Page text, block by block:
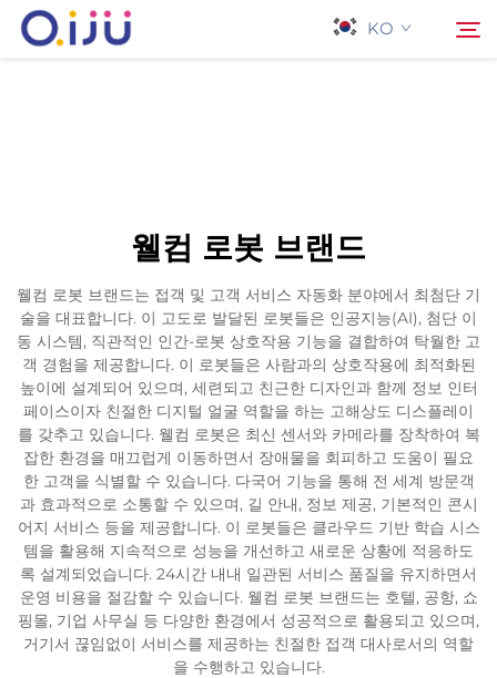
KO
응용 프로그램
사례
뉴스
서비스 지원
연락
웰컴 로봇 브랜드
웰컴 로봇 브랜드는 접객 및 고객 서비스 자동화 분야에서 최첨단 기
술을 대표합니다. 이 고도로 발달된 로봇들은 인공지능(AI), 첨단 이
동 시스템, 직관적인 인간-로봇 상호작용 기능을 결합하여 탁월한 고
객 경험을 제공합니다. 이 로봇들은 사람과의 상호작용에 최적화된
높이에 설계되어 있으며, 세련되고 친근한 디자인과 함께 정보 인터
페이스이자 친절한 디지털 얼굴 역할을 하는 고해상도 디스플레이
를 갖추고 있습니다. 웰컴 로봇은 최신 센서와 카메라를 장착하여 복
잡한 환경을 매끄럽게 이동하면서 장애물을 회피하고 도움이 필요
한 고객을 식별할 수 있습니다. 다국어 기능을 통해 전 세계 방문객
과 효과적으로 소통할 수 있으며, 길 안내, 정보 제공, 기본적인 콘시
어지 서비스 등을 제공합니다. 이 로봇들은 클라우드 기반 학습 시스
템을 활용해 지속적으로 성능을 개선하고 새로운 상황에 적응하도
록 설계되었습니다. 24시간 내내 일관된 서비스 품질을 유지하면서
운영 비용을 절감할 수 있습니다. 웰컴 로봇 브랜드는 호텔, 공항, 쇼
핑몰, 기업 사무실 등 다양한 환경에서 성공적으로 활용되고 있으며,
거기서 끊임없이 서비스를 제공하는 친절한 접객 대사로서의 역할
을 수행하고 있습니다.